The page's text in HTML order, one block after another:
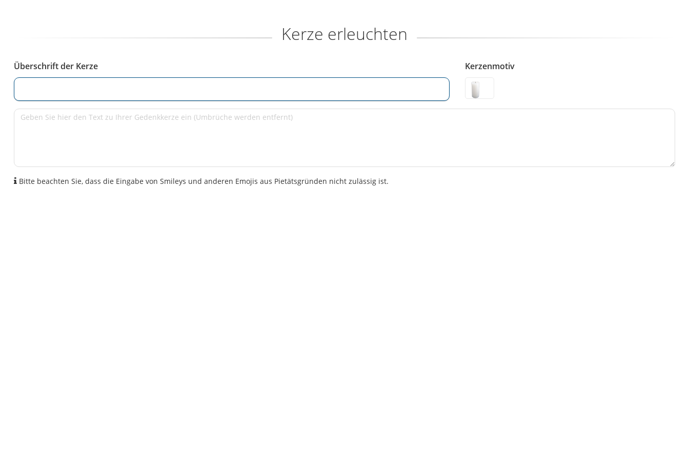
Kerze erleuchten
Überschrift der Kerze Kerzenmotiv
Bitte beachten Sie, dass die Eingabe von Smileys und anderen Emojis aus Pietätsgründen nicht zulässig ist.